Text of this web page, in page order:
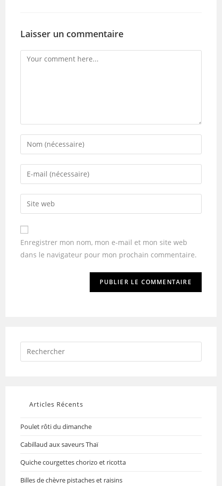
Laisser un commentaire
Enregistrer mon nom, mon e-mail et mon site web
dans le navigateur pour mon prochain commentaire.
Articles Récents
Poulet rôti du dimanche
Cabillaud aux saveurs Thaï
Quiche courgettes chorizo et ricotta
Billes de chèvre pistaches et raisins